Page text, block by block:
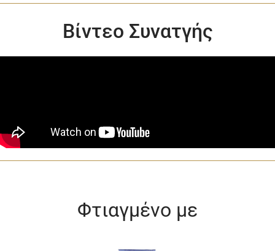
Βίντεο Συνατγής
Φτιαγμένο με